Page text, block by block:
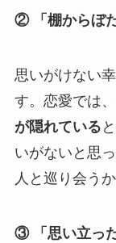
② 「棚からぼた
思いがけない
す。恋愛では、
が隠れている
いがないと思
人と巡り会う
③ 「思い立っ